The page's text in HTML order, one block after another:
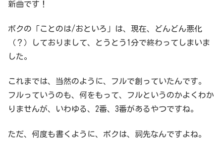
新曲です！
ボクの「ことのは/おといろ」は、現在、どんどん悪化
（？）しておりまして、とうとう1分で終わってしまいま
した。
これまでは、当然のように、フルで創っていたんです。
フルっていうのも、何をもって、フルというのかよくわか
りませんが、いわゆる、2番、3番があるやつですね。
ただ、何度も書くように、ボクは、詞先なんですよね。